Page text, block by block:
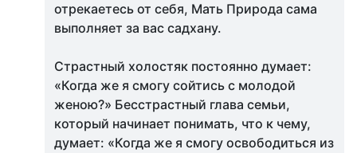
отрекаетесь от себя, Мать Природа сама
выполняет за вас садхану.
Страстный холостяк постоянно думает:
«Когда же я смогу сойтись с молодой
женою?» Бесстрастный глава семьи,
который начинает понимать, что к чему,
думает: «Когда же я смогу освободиться из